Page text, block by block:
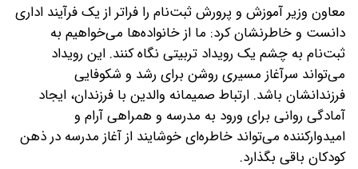
معاون وزیر آموزش و پرورش ثبت‌نام را فراتر از یک فرآیند اداری
دانست و خاطرنشان کرد: ما از خانواده‌ها می‌خواهیم به
ثبت‌نام به چشم یک رویداد تربیتی نگاه کنند. این رویداد
می‌تواند سرآغاز مسیری روشن برای رشد و شکوفایی
فرزندانشان باشد. ارتباط صمیمانه والدین با فرزندان، ایجاد
آمادگی روانی برای ورود به مدرسه و همراهی آرام و
امیدوارکننده می‌تواند خاطره‌ای خوشایند از آغاز مدرسه در ذهن
کودکان باقی بگذارد.